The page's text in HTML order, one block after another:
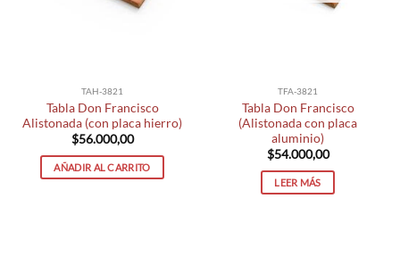
TAH-3821
Tabla Don Francisco
Alistonada (con placa hierro)
$56.000,00
AÑADIR AL CARRITO
TFA-3821
Tabla Don Francisco
(Alistonada con placa
aluminio)
$54.000,00
LEER MÁS